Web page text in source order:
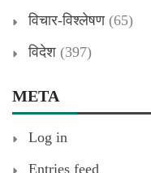
विचार-विश्लेषण(65)
विदेश (397)
META
Log in
Entries feed